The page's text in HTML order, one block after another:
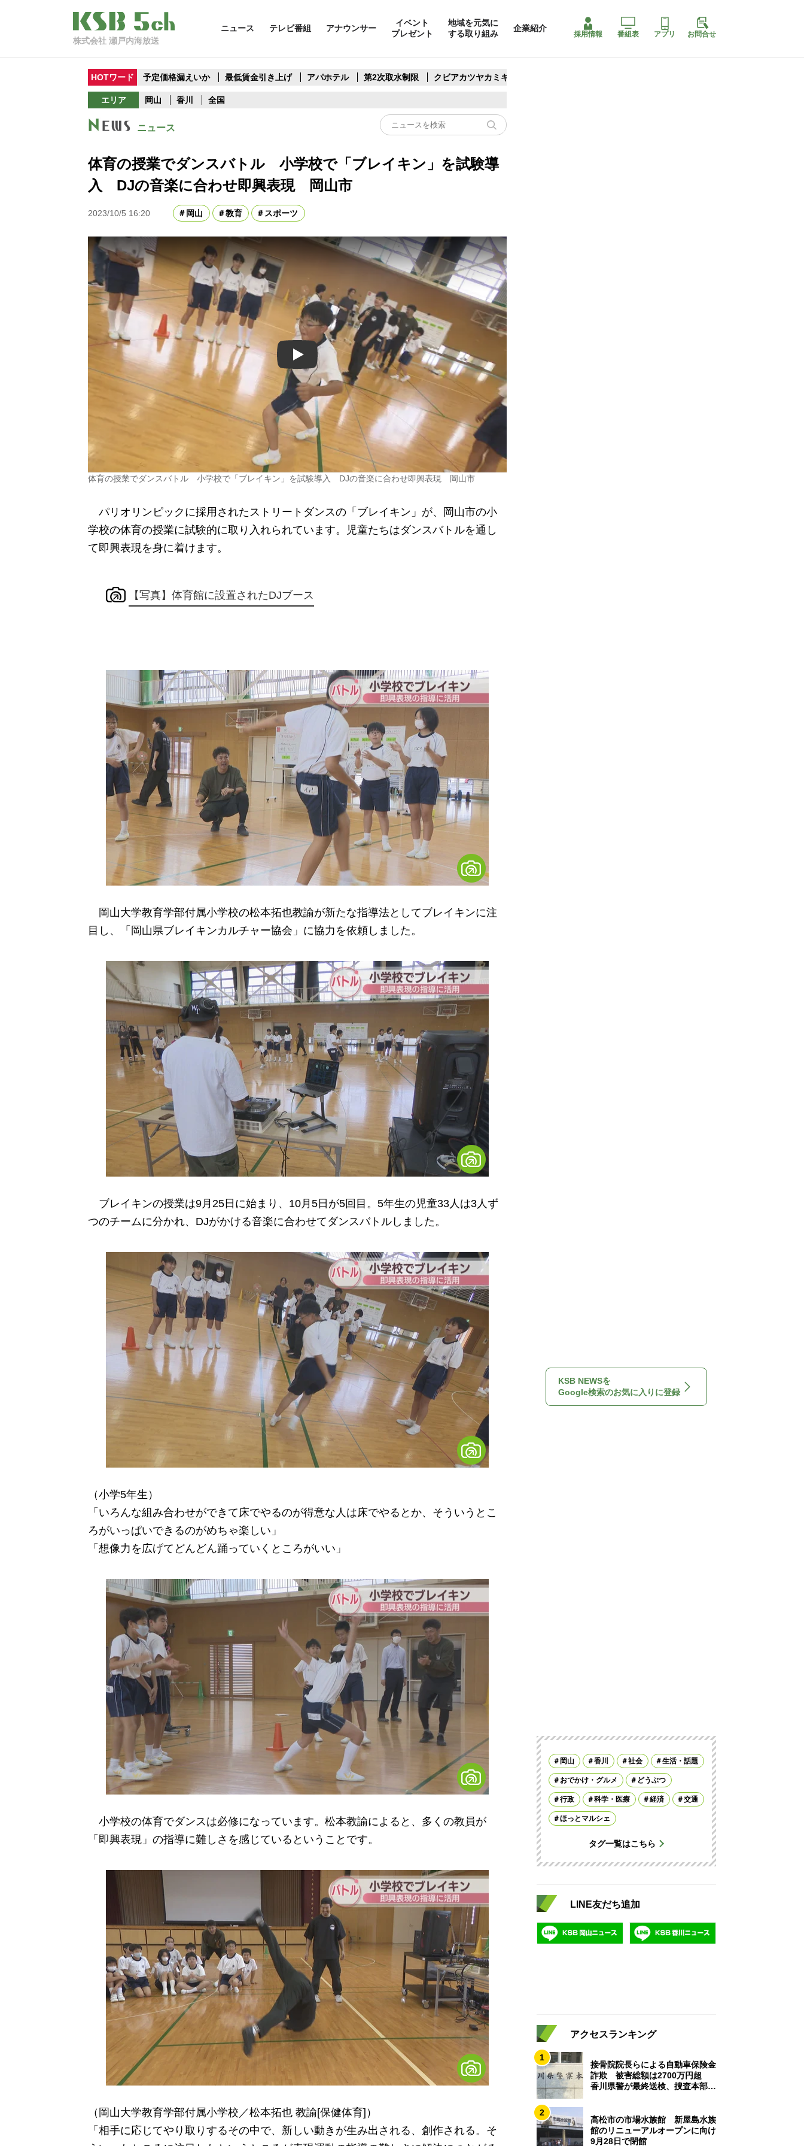
株式会社 瀬戸内海放送
ニュース テレビ番組 アナウンサー
イベント
プレゼント
地域を元気に
する取り組み
企業紹介
採用情報 番組表 アプリ お問合せ
HOTワード 予定価格漏えいか 最低賃金引き上げ アパホテル 第2次取水制限 クビアカツヤカミキリ
エリア 岡山 香川 全国
ニュース
体育の授業でダンスバトル 小学校で「ブレイキン」を試験導
入 DJの音楽に合わせ即興表現 岡山市
2023/10/5 16:20 岡山 教育 スポーツ
Play
体育の授業でダンスバトル 小学校で「ブレイキン」を試験導入 DJの音楽に合わせ即興表現 岡山市
パリオリンピックに採用されたストリートダンスの「ブレイキン」が、岡山市の小
学校の体育の授業に試験的に取り入れられています。児童たちはダンスバトルを通し
て即興表現を身に着けます。
【写真】体育館に設置されたDJブース
岡山大学教育学部付属小学校の松本拓也教諭が新たな指導法としてブレイキンに注
目し、「岡山県ブレイキンカルチャー協会」に協力を依頼しました。
ブレイキンの授業は9月25日に始まり、10月5日が5回目。5年生の児童33人は3人ず
つのチームに分かれ、DJがかける音楽に合わせてダンスバトルしました。
（小学5年生）
「いろんな組み合わせができて床でやるのが得意な人は床でやるとか、そういうとこ
ろがいっぱいできるのがめちゃ楽しい」
「想像力を広げてどんどん踊っていくところがいい」
小学校の体育でダンスは必修になっています。松本教諭によると、多くの教員が
「即興表現」の指導に難しさを感じているということです。
（岡山大学教育学部付属小学校／松本拓也 教諭[保健体育]）
「相手に応じてやり取りするその中で、新しい動きが生み出される、創作される。そ
KSB NEWSを
Google検索のお気に入りに登録
岡山 香川 社会 生活・話題
おでかけ・グルメ どうぶつ
行政 科学・医療 経済 交通
ほっとマルシェ
タグ一覧はこちら
LINE友だち追加
アクセスランキング
1
接骨院院長らによる自動車保険金
詐欺 被害総額は2700万円超
香川県警が最終送検、捜査本部解
2
高松市の市場水族館 新屋島水族
館のリニューアルオープンに向け
9月28日で閉館